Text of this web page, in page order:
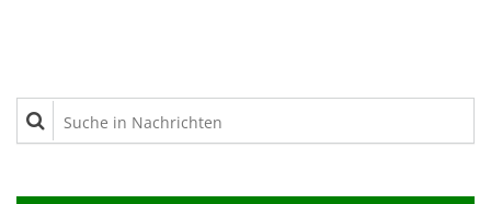
Suche in Nachrichten